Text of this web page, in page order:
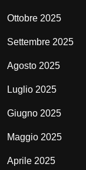
Ottobre 2025
Settembre 2025
Agosto 2025
Luglio 2025
Giugno 2025
Maggio 2025
Aprile 2025